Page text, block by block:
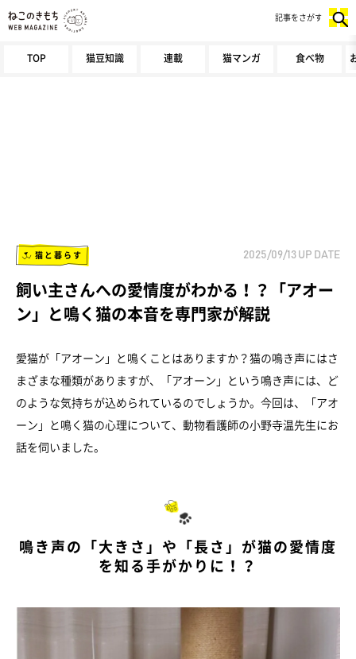
TOP 猫豆知識 連載 猫マンガ 食べ物
記事をさがす
猫と暮らす 2025/09/13 UP DATE
飼い主さんへの愛情度がわかる！？「アオー
ン」と鳴く猫の本音を専門家が解説
愛猫が「アオーン」と鳴くことはありますか？猫の鳴き声にはさ
まざまな種類がありますが、「アオーン」という鳴き声には、ど
のような気持ちが込められているのでしょうか。今回は、「アオ
ーン」と鳴く猫の心理について、動物看護師の小野寺温先生にお
話を伺いました。
鳴き声の「大きさ」や「長さ」が猫の愛情度
を知る手がかりに！？